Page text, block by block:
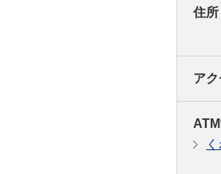
住所
ア